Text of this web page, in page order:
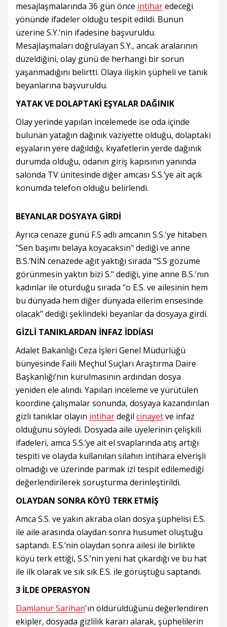
mesajlaşmalarında 36 gün önce intiharedeceği
yönünde ifadeler olduğu tespit edildi. Bunun
üzerine S.Y.’nin ifadesine başvuruldu.
Mesajlaşmaları doğrulayan S.Y., ancak aralarının
düzeldiğini, olay günü de herhangi bir sorun
yaşanmadığını belirtti. Olaya ilişkin şüpheli ve tanık
beyanlarına başvuruldu.
YATAK VE DOLAPTAKİ EŞYALAR DAĞINIK
Olay yerinde yapılan incelemede ise oda içinde
bulunan yatağın dağınık vaziyette olduğu, dolaptaki
eşyaların yere dağıldığı, kıyafetlerin yerde dağınık
durumda olduğu, odanın giriş kapısının yanında
salonda TV ünitesinde diğer amcası S.S.’ye ait açık
konumda telefon olduğu belirlendi.
BEYANLAR DOSYAYA GİRDİ
Ayrıca cenaze günü F.S adlı amcanın S.S.'ye hitaben
"Sen başımı belaya koyacaksın" dediği ve anne
B.S.’NİN cenazede ağıt yaktığı sırada "S.S gözüme
görünmesin yaktın bizi S." dediği, yine anne B.S.'nın
kadınlar ile oturduğu sırada "o E.S. ve ailesinin hem
bu dünyada hem diğer dünyada ellerim ensesinde
olacak" dediği şeklindeki beyanlar da dosyaya girdi.
GİZLİ TANIKLARDAN İNFAZ İDDİASI
Adalet Bakanlığı Ceza İşleri Genel Müdürlüğü
bünyesinde Faili Meçhul Suçları Araştırma Daire
Başkanlığı’nın kurulmasının ardından dosya
yeniden ele alındı. Yapılan inceleme ve yürütülen
koordine çalışmalar sonunda, dosyaya kazandırılan
gizli tanıklar olayın intihardeğil cinayetve infaz
olduğunu söyledi. Dosyada aile üyelerinin çelişkili
ifadeleri, amca S.S.’ye ait el svaplarında atış artığı
tespiti ve olayda kullanılan silahın intihara elverişli
olmadığı ve üzerinde parmak izi tespit edilemediği
değerlendirilerek soruşturma derinleştirildi.
OLAYDAN SONRA KÖYÜ TERK ETMİŞ
Amca S.S. ve yakın akraba olan dosya şüphelisi E.S.
ile aile arasında olaydan sonra husumet oluştuğu
saptandı. E.S.’nin olaydan sonra ailesi ile birlikte
köyü terk ettiği, S.S.’nin yeni hat çıkardığı ve bu hat
ile ilk olarak ve sık sık E.S. ile görüştüğü saptandı.
3 İLDE OPERASYON
Damlanur Sarihan'ın öldürüldüğünü değerlendiren
ekipler, dosyada gizlilik kararı alarak, şüphelilerin